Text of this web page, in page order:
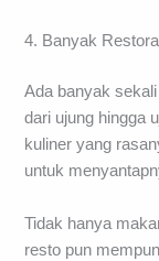
4. Banyak
Ada banyak
dari ujung hingga
kuliner yang
untuk
Tidak hanya
resto pun